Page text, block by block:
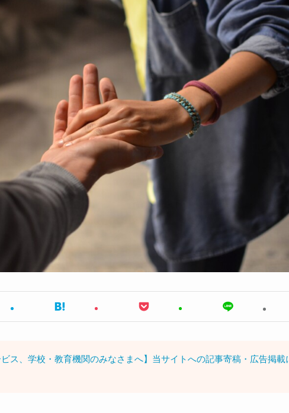
ビス、学校・教育機関のみなさまへ】当サイトへの記事寄稿・広告掲載